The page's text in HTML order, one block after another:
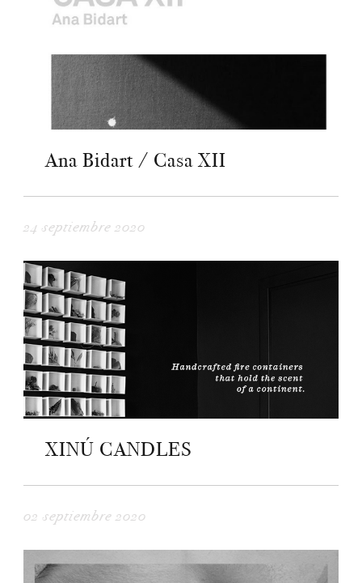
Ana Bidart / Casa XII
24 septiembre 2020
XINÚ CANDLES
02 septiembre 2020